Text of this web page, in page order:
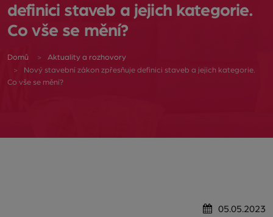
definici staveb a jejich kategorie.
Co vše se mění?
Domů
Aktuality a rozhovory
Nový stavební zákon zpřesňuje definici staveb a jejich kategorie.
Co vše se mění?
05.05.2023